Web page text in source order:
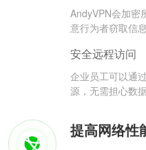
AndyVPN会加密
意行为者窃取信息
安全远程访问
企业员工可以通
源，无需担心数据
提高网络性